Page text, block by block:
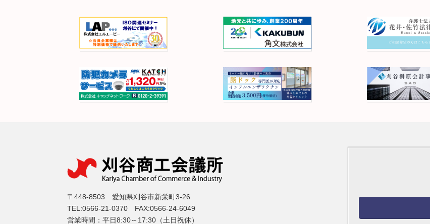
〒448-8503 愛知県刈谷市新栄町3-26
TEL:0566-21-0370 FAX:0566-24-6049
営業時間：平日8:30～17:30（土日祝休）